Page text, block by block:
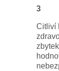
3
Citliví